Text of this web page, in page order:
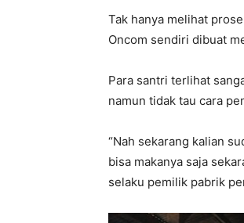
Tak hanya melihat
Oncom sendiri dibuat
Para santri terlihat
namun tidak tau cara
“Nah sekarang kalian
bisa makanya saja
selaku pemilik pabrik